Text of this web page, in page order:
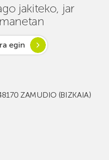
jakiteko, jar
egin
ZAMUDIO (BIZKAIA)